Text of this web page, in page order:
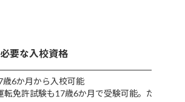
要な入校資格
歳6か月から入校可能
転免許試験も17歳6か月で受験可能。ただし